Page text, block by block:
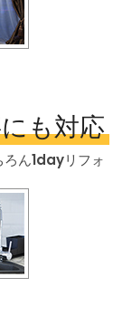
も対応
ろん1dayリフォ